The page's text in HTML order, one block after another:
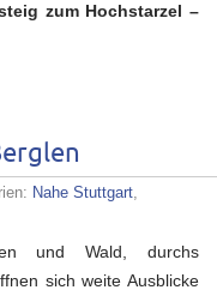
zum Hochstarzel –
Nahe Stuttgart,
und Wald, durchs
sich weite Ausblicke